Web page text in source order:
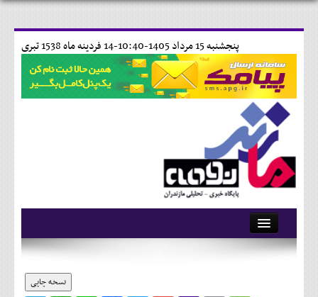
14 فردينه ماه 1538 تبری پنجشنبه 15 مرداد 1405-10:40-
آرشیو
نسخه چاپی